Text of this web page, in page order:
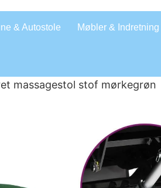
& Autostole Møbler & Indretning
massagestol stof mørkegrøn